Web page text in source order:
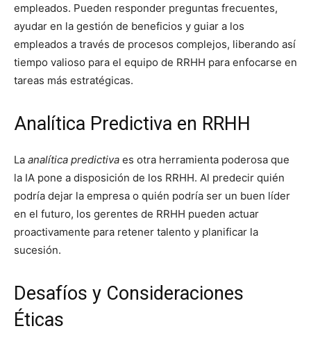
empleados. Pueden responder preguntas frecuentes,
ayudar en la gestión de beneficios y guiar a los
empleados a través de procesos complejos, liberando así
tiempo valioso para el equipo de RRHH para enfocarse en
tareas más estratégicas.
Analítica Predictiva en RRHH
La analítica predictiva es otra herramienta poderosa que
la IA pone a disposición de los RRHH. Al predecir quién
podría dejar la empresa o quién podría ser un buen líder
en el futuro, los gerentes de RRHH pueden actuar
proactivamente para retener talento y planificar la
sucesión.
Desafíos y Consideraciones
Éticas